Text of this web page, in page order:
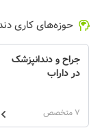
حوزه‌های کاری
جراح و دندانپزشک
در داراب
7 متخصص